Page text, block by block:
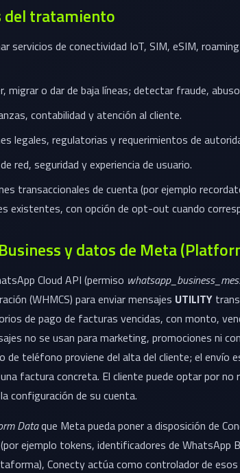
del tratamiento
servicios de conectividad IoT, SIM, eSIM,
migrar o dar de baja líneas; detectar fraude,
contabilidad y atención al cliente.
legales, regulatorias y requerimientos de
red, seguridad y experiencia de usuario.
transaccionales de cuenta (por ejemplo
existentes, con opción de opt-out cuando
y datos de Meta
Cloud API (permiso
(WHMCS) para enviar mensajes UTILITY
de pago de facturas vencidas, con monto,
no se usan para marketing, promociones ni
de teléfono proviene del alta del cliente; el envío
factura concreta. El cliente puede optar por no
configuración de su cuenta.
Dataque Meta pueda poner a disposición de
ejemplo tokens, identificadores de WhatsApp
Conecty actúa como controlador de